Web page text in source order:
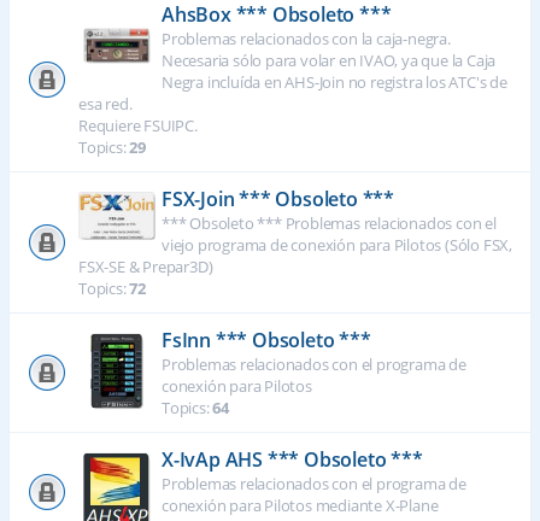
AhsBox *** Obsoleto ***
Problemas relacionados con la caja-negra.
Necesaria sólo para volar en IVAO, ya que la Caja
Negra incluída en AHS-Join no registra los ATC's de
esa red.
Requiere FSUIPC.
Topics:29
FSX-Join *** Obsoleto ***
*** Obsoleto *** Problemas relacionados con el
viejo programa de conexión para Pilotos (Sólo FSX,
FSX-SE & Prepar3D)
Topics:72
FsInn *** Obsoleto ***
Problemas relacionados con el programa de
conexión para Pilotos
Topics:64
X-IvAp AHS *** Obsoleto ***
Problemas relacionados con el programa de
conexión para Pilotos mediante X-Plane